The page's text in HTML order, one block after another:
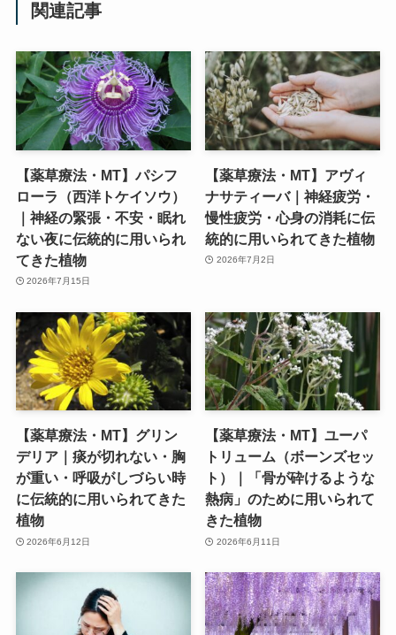
関連記事
【薬草療法・MT】パシフ
ローラ（西洋トケイソウ）
｜神経の緊張・不安・眠れ
ない夜に伝統的に用いられ
てきた植物
2026年7月15日
【薬草療法・MT】アヴィ
ナサティーバ｜神経疲労・
慢性疲労・心身の消耗に伝
統的に用いられてきた植物
2026年7月2日
【薬草療法・MT】グリン
デリア｜痰が切れない・胸
が重い・呼吸がしづらい時
に伝統的に用いられてきた
植物
2026年6月12日
【薬草療法・MT】ユーパ
トリューム（ボーンズセッ
ト）｜「骨が砕けるような
熱病」のために用いられて
きた植物
2026年6月11日